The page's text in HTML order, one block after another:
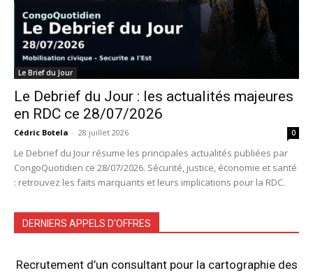
Le Brief du Jour
Le Debrief du Jour : les actualités majeures
en RDC ce 28/07/2026
Cédric Botela - 28 juillet 2026 0
Le Debrief du Jour résume les principales actualités publiées par
CongoQuotidien ce 28/07/2026. Sécurité, justice, économie et santé
: retrouvez les faits marquants et leurs implications pour la RDC.
DERNIERS APPELS D'OFFRES
Recrutement d’un consultant pour la cartographie des